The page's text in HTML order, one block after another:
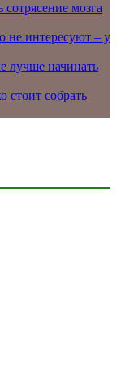
мозга
не интересуют – у
лучше начинать
стоит собрать